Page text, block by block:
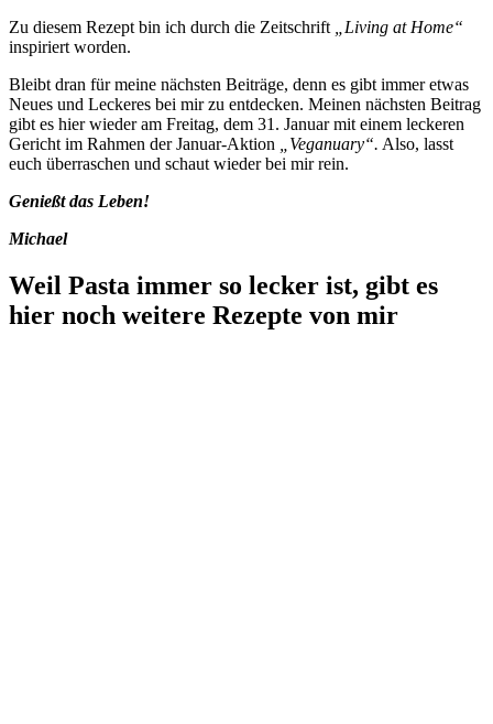
Zu diesem Rezept bin ich durch die Zeitschrift
„Living at Home“
inspiriert worden.
Bleibt dran für meine nächsten Beiträge, denn es gibt immer etwas
Neues und Leckeres bei mir zu entdecken. Meinen nächsten Beitrag
gibt es hier wieder am Freitag, dem 31. Januar mit einem leckeren
Gericht im Rahmen der Januar-Aktion
„Veganuary“. Also, lasst
euch überraschen und schaut wieder bei mir rein.
Genießt das Leben!
Michael
Weil Pasta immer so lecker ist, gibt es
hier noch weitere Rezepte von mir